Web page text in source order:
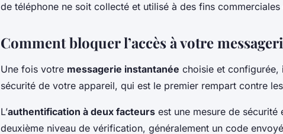
de téléphone ne soit collecté et utilisé à des fins commerciales
Comment bloquer l’accès à votre
Une fois votre messagerie instantanée choisie et
sécurité de votre appareil, qui est le premier rempart contre
L’authentification à deux facteurs est une mesure de sécurité
deuxième niveau de vérification, généralement un code